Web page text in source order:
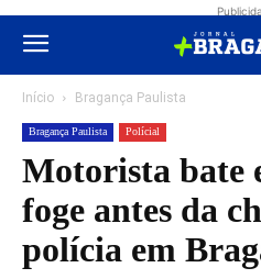
Início Bragança Paulista
Bragança Paulista Polícial
Motorista bate
foge antes da
polícia em